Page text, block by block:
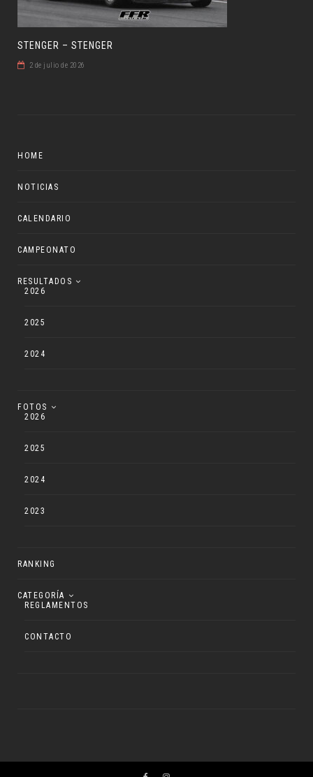
STENGER – STENGER
2 de julio de 2026
HOME
NOTICIAS
CALENDARIO
CAMPEONATO
RESULTADOS
2026
2025
2024
FOTOS
2026
2025
2024
2023
RANKING
CATEGORÍA
REGLAMENTOS
CONTACTO